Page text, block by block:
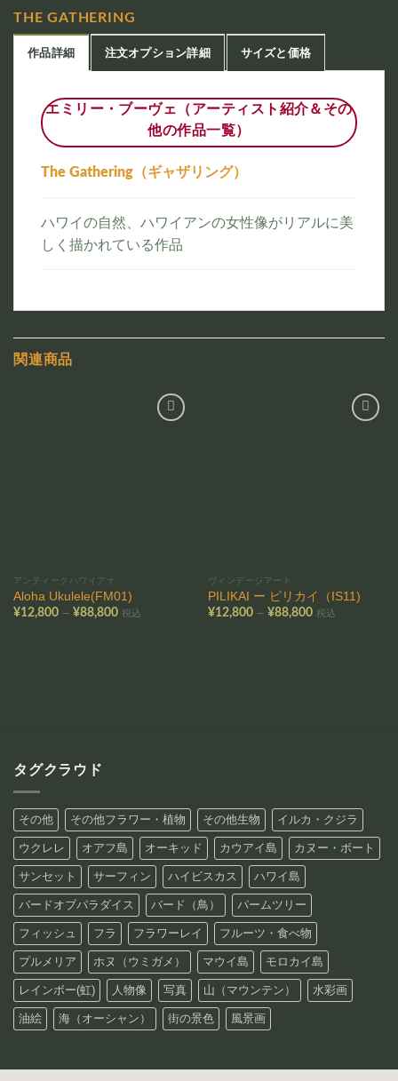
THE GATHERING
作品詳細 注文オプション詳細 サイズと価格
エミリー・ブーヴェ（アーティスト紹介＆その
他の作品一覧）
The Gathering（ギャザリング）
ハワイの自然、ハワイアンの女性像がリアルに美
しく描かれている作品
関連商品
アンティークハワイアナ
Aloha Ukulele(FM01)
¥12,800 – ¥88,800価税込
ヴィンデージアート
PILIKAI ー ピリカイ（IS11)
¥12,800 – ¥88,800価税込
タグクラウド
その他 その他フラワー・植物 その他生物 イルカ・クジラ
ウクレレ オアフ島 オーキッド カウアイ島 カヌー・ボート
サンセット サーフィン ハイビスカス ハワイ島
バードオブパラダイス バード（鳥） パームツリー
フィッシュ フラ フラワーレイ フルーツ・食べ物
プルメリア ホヌ（ウミガメ） マウイ島 モロカイ島
レインボー(虹) 人物像 写真 山（マウンテン） 水彩画
油絵 海（オーシャン） 街の景色 風景画